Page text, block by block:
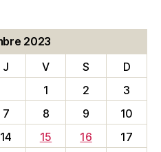
2023
J V S
D
1
2
3
7 8 9
10
14 15 16
17